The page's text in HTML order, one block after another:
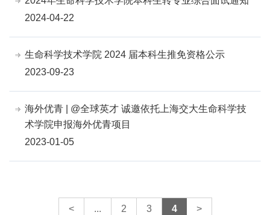
2024-04-22
生命科学技术学院 2024 届本科生推免资格公示
2023-09-23
海外优青 | @全球英才 诚邀依托上海交大生命科学技
术学院申报海外优青项目
2023-01-05
< ... 2 3 4 >